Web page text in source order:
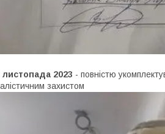
листопада 2023 - повністю
захистом